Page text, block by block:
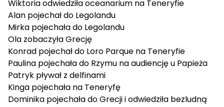
Wiktoriaodwiedziła oceanarium na Teneryfie
Alan pojechał do Legolandu
Mirka pojechała do Legolandu
Ola zobaczyła Grecję
Konrad pojechał do Loro Parque na Teneryfie
Paulina pojechała do Rzymu na audiencję u Papieża
Patryk pływał z delfinami
Kinga pojechała na Teneryfę
Dominika pojechała do Grecji i odwiedziła bezludną